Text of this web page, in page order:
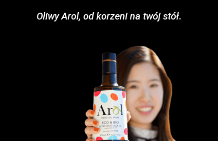
Oliwy Arol, od korzeni na twój stół.